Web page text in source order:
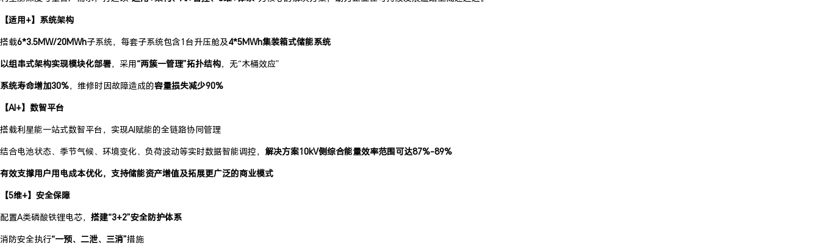
【适用+】系统架构
搭载6*3.5MW/20MWh子系统，每套子系统包含1台升压舱及4*5MWh集装箱式储能系统
以组串式架构实现模块化部署，采用“两簇一管理”拓扑结构，无“木桶效应”
系统寿命增加30%，维修时因故障造成的容量损失减少90%
【AI+】数智平台
搭载利星能一站式数智平台，实现AI赋能的全链路协同管理
结合电池状态、季节气候、环境变化、负荷波动等实时数据智能调控， 解决方案10kV侧综合能量效率范围可达87%-89%
有效支撑用户用电成本优化，支持储能资产增值及拓展更广泛的商业模式
【5维+】安全保障
配置A类磷酸铁锂电芯， 搭建“3+2”安全防护体系
消防安全执行“一预、二泄、三消”措施